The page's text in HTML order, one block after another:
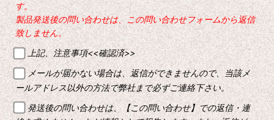
す。
製品発送後の問い合わせは、この問い合わせフォームから返信
致しません。
上記、注意事項<<確認済>>
メールが届かない場合は、返信ができませんので、当該メ
ールアドレス以外の方法で弊社まで必ずご連絡下さい。
発送後の問い合わせは、【この問い合わせ】での返信・連